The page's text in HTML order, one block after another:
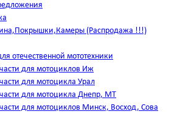
(Распродажа !!!)
отечественной мототехники
для мотоциклов Иж
для мотоцикла Урал
для мотоцикла Днепр, МТ
для мотоциклов Минск, Восход, Сова